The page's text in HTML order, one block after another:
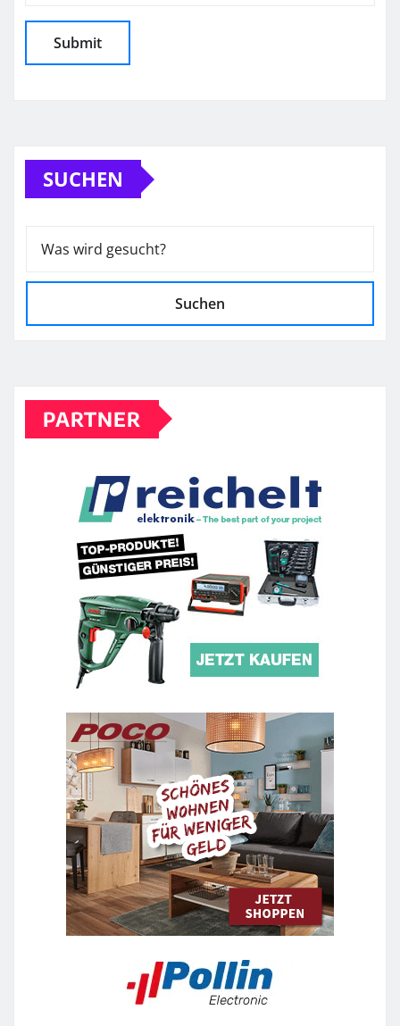
SUCHEN
Suchen
PARTNER